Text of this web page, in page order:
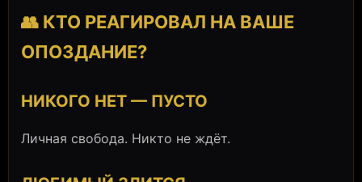
👥 КТО РЕАГИРОВАЛ НА ВАШЕ
ОПОЗДАНИЕ?
НИКОГО НЕТ — ПУСТО
Личная свобода. Никто не ждёт.